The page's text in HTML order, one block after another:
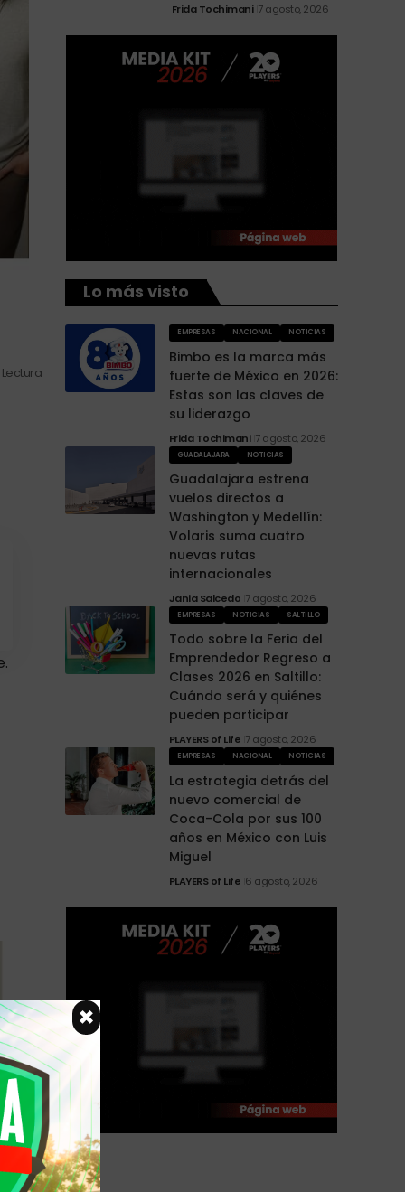
Lectura
Frida Tochimani 7 agosto, 2026
Lo más visto
EMPRESAS NACIONAL NOTICIAS
Bimbo es la marca más
fuerte de México en 2026:
Estas son las claves de
su liderazgo
Frida Tochimani 7 agosto, 2026
GUADALAJARA NOTICIAS
Guadalajara estrena
vuelos directos a
Washington y Medellín:
Volaris suma cuatro
nuevas rutas
internacionales
Jania Salcedo 7 agosto, 2026
EMPRESAS NOTICIAS SALTILLO
Todo sobre la Feria del
Emprendedor Regreso a
Clases 2026 en Saltillo:
Cuándo será y quiénes
pueden participar
PLAYERS of Life 7 agosto, 2026
EMPRESAS NACIONAL NOTICIAS
La estrategia detrás del
nuevo comercial de
Coca-Cola por sus 100
años en México con Luis
Miguel
PLAYERS of Life 6 agosto, 2026
×